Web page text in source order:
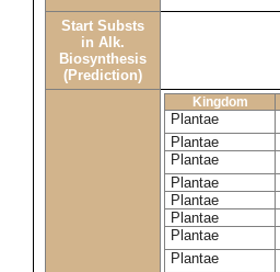
Start Substs
in Alk.
Biosynthesis
(Prediction)
Kingdom
Plantae
Plantae
Plantae
Plantae
Plantae
Plantae
Plantae
Plantae